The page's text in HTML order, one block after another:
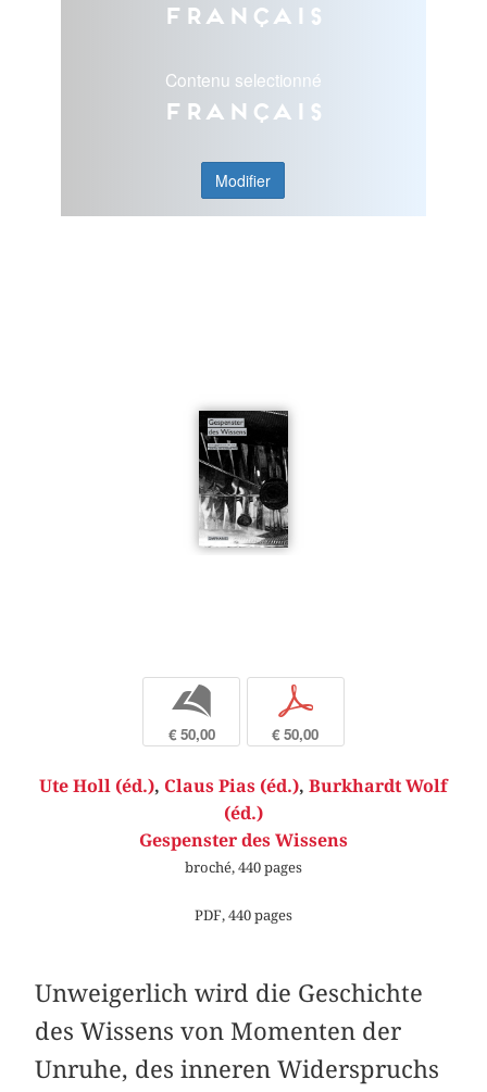
Français
Contenu selectionné
Français
Modifier
b
€ 50,00
p
€ 50,00
Ute Holl (éd.), Claus Pias (éd.), Burkhardt Wolf
(éd.)
Gespenster des Wissens
broché, 440 pages
PDF, 440 pages
Unweigerlich wird die Geschichte
des Wissens von Momenten der
Unruhe, des inneren Widerspruchs